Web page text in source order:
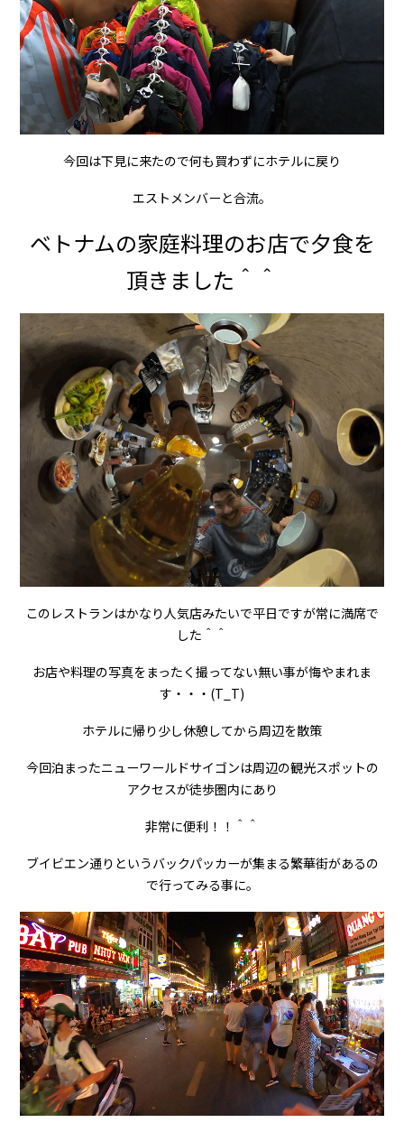
今回は下見に来たので何も買わずにホテルに戻り
エストメンバーと合流。
ベトナムの家庭料理のお店で夕食を
頂きました＾＾
このレストランはかなり人気店みたいで平日ですが常に満席で
した＾＾
お店や料理の写真をまったく撮ってない無い事が悔やまれま
す・・・(T_T)
ホテルに帰り少し休憩してから周辺を散策
今回泊まったニューワールドサイゴンは周辺の観光スポットの
アクセスが徒歩圏内にあり
非常に便利！！＾＾
ブイビエン通りというバックパッカーが集まる繁華街があるの
で行ってみる事に。